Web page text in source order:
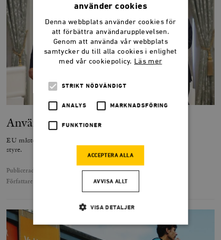
Använd alla verktyg mot Orbán
EU måste göra mer för att stoppa Viktor Orbáns auktoritära
styre.
Publicerad
Författare
använder cookies
Denna webbplats använder cookies för
att förbättra användarupplevelsen.
Genom att använda vår webbplats
samtycker du till alla cookies i enlighet
med vår cookiepolicy. Läs mer
STRIKT NÖDVÄNDIGT
ANALYS MARKNADSFÖRING
FUNKTIONER
ACCEPTERA ALLA
AVVISA ALLT
VISA DETALJER